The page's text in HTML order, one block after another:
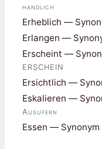
handlich
Erheblich —
Erlangen —
Erscheint —
ERSCHEIN
Ersichtlich —
Eskalieren —
Ausufern
Essen —